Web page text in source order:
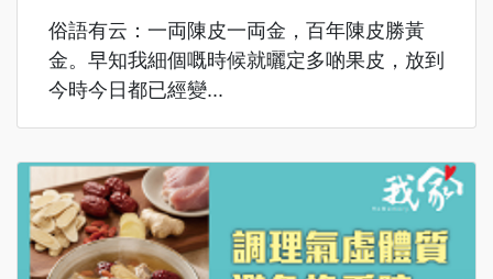
俗語有云：一両陳皮一両金，百年陳皮勝黃
金。早知我細個嘅時候就曬定多啲果皮，放到
今時今日都已經變...